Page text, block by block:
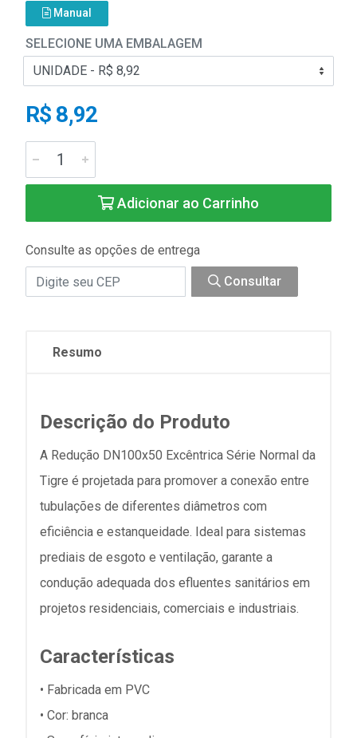
Manual
SELECIONE UMA EMBALAGEM
R$ 8,92
Adicionar ao Carrinho
Consulte as opções de entrega
Consultar
Resumo
Descrição do Produto
A Redução DN100x50 Excêntrica Série Normal da
Tigre é projetada para promover a conexão entre
tubulações de diferentes diâmetros com
eficiência e estanqueidade. Ideal para sistemas
prediais de esgoto e ventilação, garante a
condução adequada dos efluentes sanitários em
projetos residenciais, comerciais e industriais.
Características
• Fabricada em PVC
• Cor: branca